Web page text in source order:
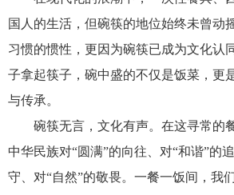
国人的生活，但碗筷的地位始终未曾动
习惯的惯性，更因为碗筷已成为文化认
子拿起筷子，碗中盛的不仅是饭菜，更
与传承。
碗筷无言，文化有声。在这寻常的
中华民族对“圆满”的向往、对“和谐”的
守、对“自然”的敬畏。一餐一饭间，我